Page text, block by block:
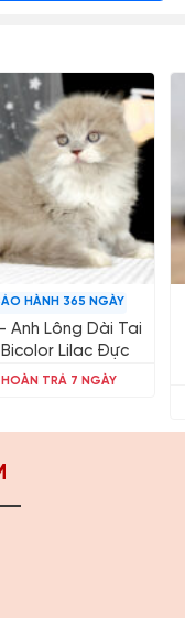
HÀNH 365 NGÀY
Anh Lông Dài Tai
Lilac Đực
HOÀN TRẢ 7 NGÀY